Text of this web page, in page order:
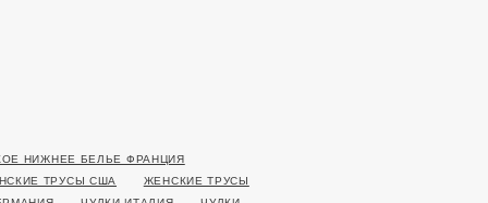
НИЖНЕЕ БЕЛЬЕ ФРАНЦИЯ
ТРУСЫ США
ЖЕНСКИЕ ТРУСЫ